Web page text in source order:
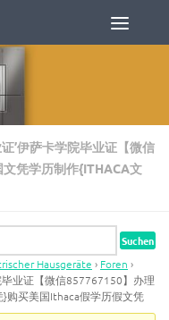
’伊萨卡学院毕业证【微信
凭学历制作{ITHACA文
Hausgeräte › Foren ›
业证【微信857767150】办理
购买美国Ithaca假学历假文凭